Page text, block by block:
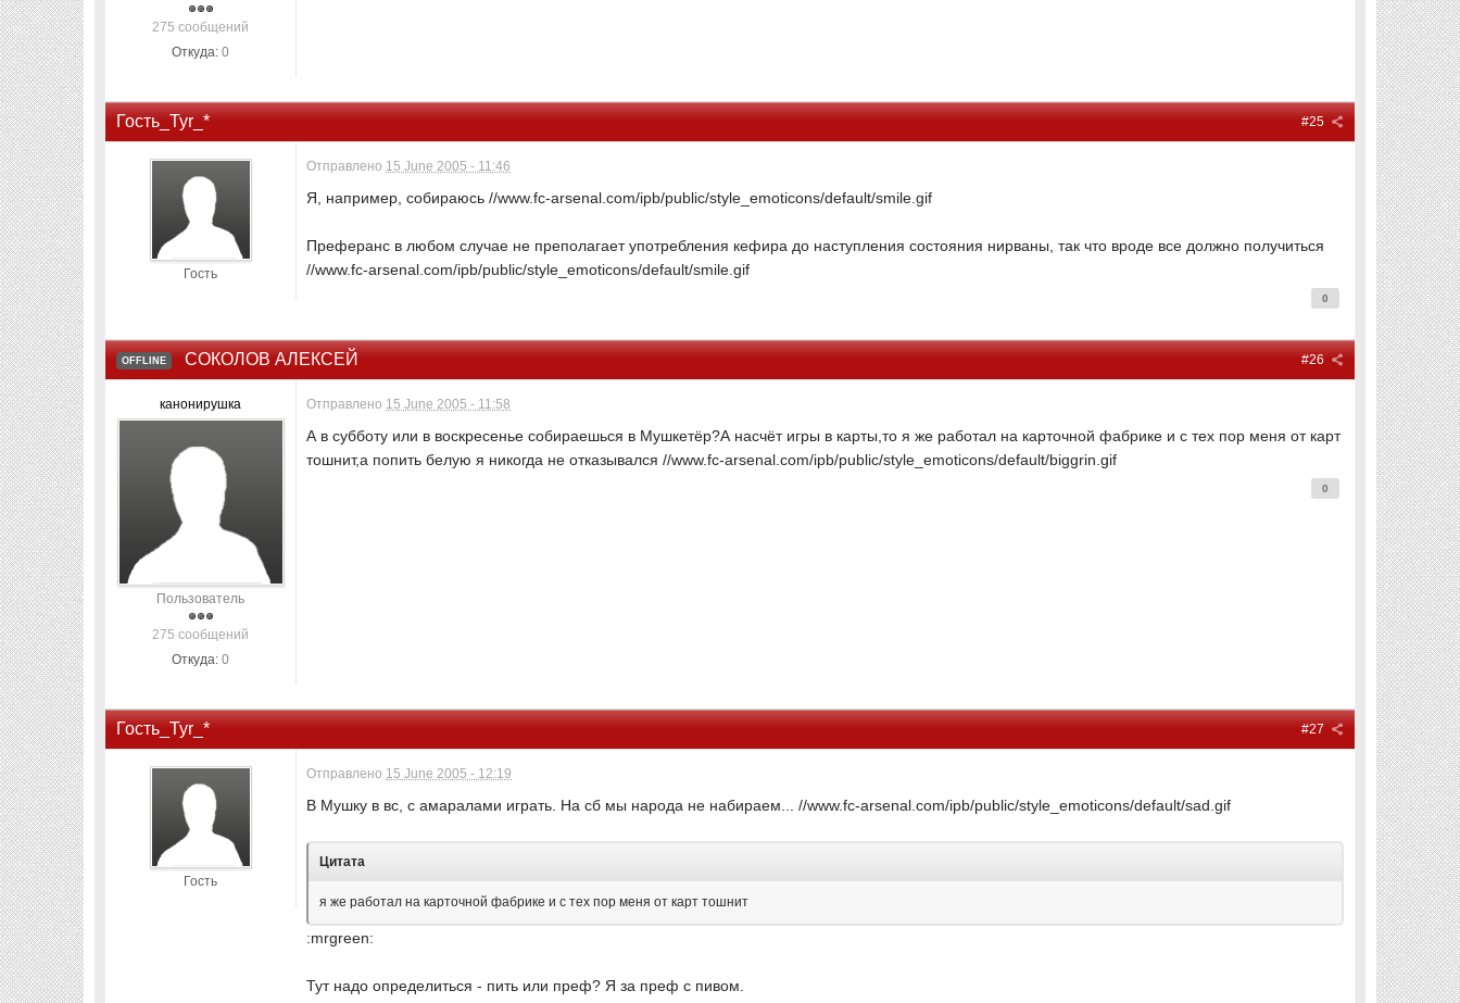
275 сообщений
Откуда: 0
#25
Гость_Tyr_*
Гость
Отправлено 15 June 2005 - 11:46
Я, например, собираюсь //www.fc-arsenal.com/ipb/public/style_emoticons/default/smile.gif
Преферанс в любом случае не преполагает употребления кефира до наступления состояния нирваны, так что вроде все должно получиться
//www.fc-arsenal.com/ipb/public/style_emoticons/default/smile.gif
0
#26
OFFLINE СОКОЛОВ АЛЕКСЕЙ
канонирушка
Пользователь
275 сообщений
Откуда: 0
Отправлено 15 June 2005 - 11:58
А в субботу или в воскресенье собираешься в Мушкетёр?А насчёт игры в карты,то я же работал на карточной фабрике и с тех пор меня от карт
тошнит,а попить белую я никогда не отказывался //www.fc-arsenal.com/ipb/public/style_emoticons/default/biggrin.gif
0
#27
Гость_Tyr_*
Гость
Отправлено 15 June 2005 - 12:19
В Мушку в вс, с амаралами играть. На сб мы народа не набираем... //www.fc-arsenal.com/ipb/public/style_emoticons/default/sad.gif
Цитата
я же работал на карточной фабрике и с тех пор меня от карт тошнит
:mrgreen:
Тут надо определиться - пить или преф? Я за преф с пивом.